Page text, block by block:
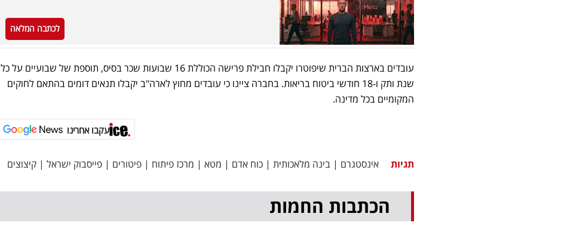
לכתבה המלאה
עובדים בארצות הברית שיפוטרו יקבלו חבילת פרישה הכוללת 16 שבועות שכר בסיס, תוספת של שבועיים על כל
שנת ותק ו-18 חודשי ביטוח בריאות. בחברה ציינו כי עובדים מחוץ לארה"ב יקבלו תנאים דומים בהתאם לחוקים
המקומיים בכל מדינה.
עקבו אחרינו
תגיות אינסטגרם | בינה מלאכותית | כוח אדם | מטא | מרכז פיתוח | פיטורים | פייסבוק ישראל | קיצוצים
הכתבות החמות